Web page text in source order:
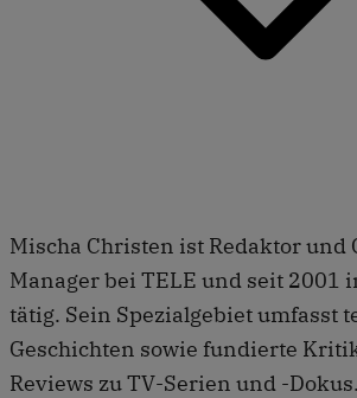
Mischa Christen ist Redaktor und
Manager bei TELE und seit 2001
tätig. Sein Spezialgebiet umfasst
Geschichten sowie fundierte
Reviews zu TV-Serien und -